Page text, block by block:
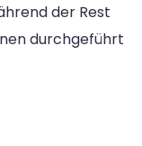
der Rest
durchgeführt